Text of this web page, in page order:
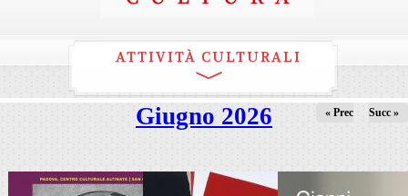
ATTIVITÀ CULTURALI
Giugno 2026 « Prec Succ »